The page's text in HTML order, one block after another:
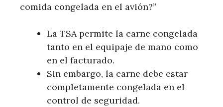
comida congelada en el avión?”
La TSA permite la carne congelada
tanto en el equipaje de mano como
en el facturado.
Sin embargo, la carne debe estar
completamente congelada en el
control de seguridad.